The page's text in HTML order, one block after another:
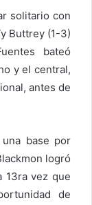
solitario con
Buttrey (1-3)
bateó
y el central,
antes de
base por
logró
13ra vez que
de